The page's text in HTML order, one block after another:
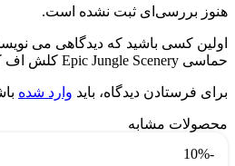
هنوز بررسی‌ای ثبت نشده است.
اولین کسی باشید که دیدگاهی می
حماسی Epic Jungle Scenery کلش اف کلنز”
برای فرستادن دیدگاه، باید وارد شده
محصولات مشابه
-10%